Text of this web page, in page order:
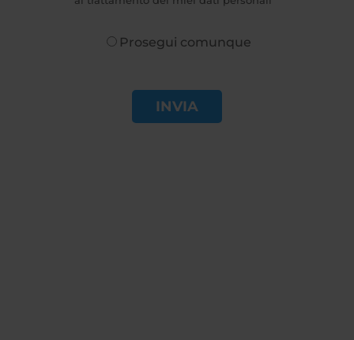
Prosegui comunque